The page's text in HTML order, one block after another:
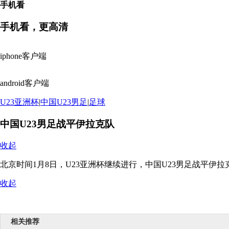
手机看
手机看，更高清
iphone客户端
android客户端
U23亚洲杯|中国U23男足|足球
中国U23男足战平伊拉克队
收起
北京时间1月8日，U23亚洲杯继续进行，中国U23男足战平伊拉
收起
相关推荐